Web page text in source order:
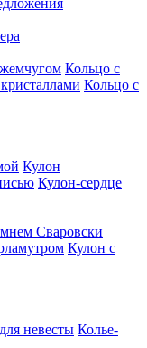
Кольцо с
Кольцо с
Кулон
Кулон-сердце
Сваровски
Кулон с
невесты Колье-